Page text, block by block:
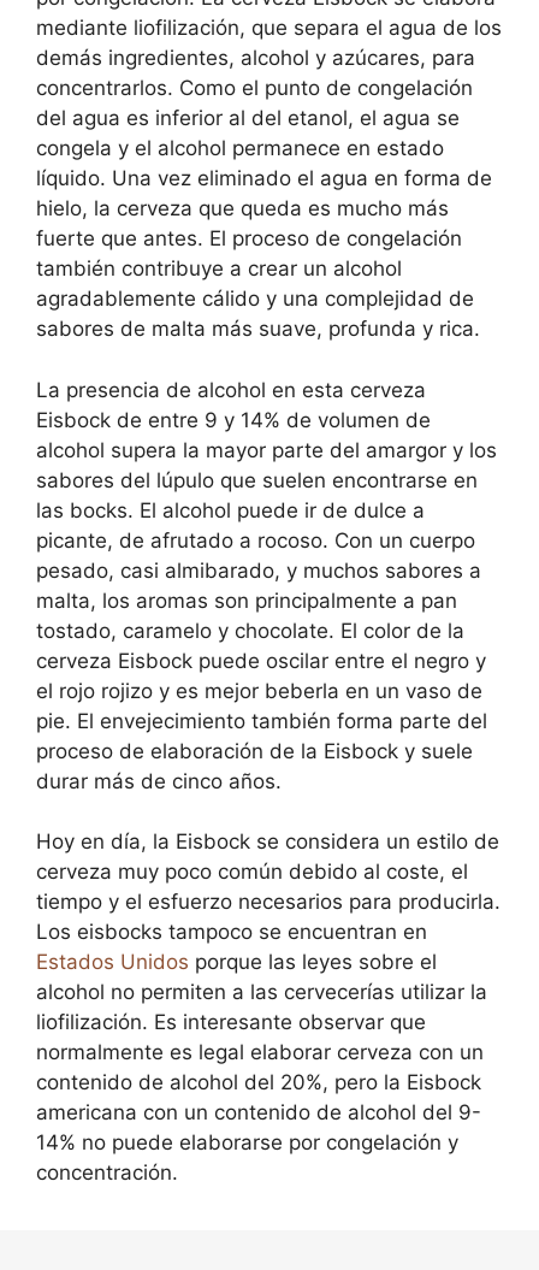
mediante liofilización, que separa el agua de los
demás ingredientes, alcohol y azúcares, para
concentrarlos. Como el punto de congelación
del agua es inferior al del etanol, el agua se
congela y el alcohol permanece en estado
líquido. Una vez eliminado el agua en forma de
hielo, la cerveza que queda es mucho más
fuerte que antes. El proceso de congelación
también contribuye a crear un alcohol
agradablemente cálido y una complejidad de
sabores de malta más suave, profunda y rica.
La presencia de alcohol en esta cerveza
Eisbock de entre 9 y 14% de volumen de
alcohol supera la mayor parte del amargor y los
sabores del lúpulo que suelen encontrarse en
las bocks. El alcohol puede ir de dulce a
picante, de afrutado a rocoso. Con un cuerpo
pesado, casi almibarado, y muchos sabores a
malta, los aromas son principalmente a pan
tostado, caramelo y chocolate. El color de la
cerveza Eisbock puede oscilar entre el negro y
el rojo rojizo y es mejor beberla en un vaso de
pie. El envejecimiento también forma parte del
proceso de elaboración de la Eisbock y suele
durar más de cinco años.
Hoy en día, la Eisbock se considera un estilo de
cerveza muy poco común debido al coste, el
tiempo y el esfuerzo necesarios para producirla.
Los eisbocks tampoco se encuentran en
Estados Unidos porque las leyes sobre el
alcohol no permiten a las cervecerías utilizar la
liofilización. Es interesante observar que
normalmente es legal elaborar cerveza con un
contenido de alcohol del 20%, pero la Eisbock
americana con un contenido de alcohol del 9-
14% no puede elaborarse por congelación y
concentración.